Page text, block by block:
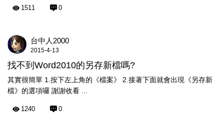
1511 0
台中人2000
2015-4-13
找不到Word2010的另存新檔嗎?
其實很簡單 1.按下左上角的《檔案》 2.接著下面就會出現《另存新
檔》的選項囉 謝謝收看 ...
1240 0